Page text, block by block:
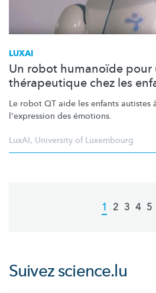
LUXAI
Un robot humanoïde pour
thérapeutique chez les
Le robot QT aide les enfants autistes
l'expression des émotions.
LuxAI, University of Luxembourg
Current
1 Page
2 Page
3 Page
4 5
Suivezscience.lu